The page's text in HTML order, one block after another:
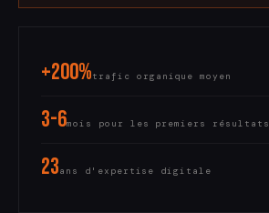
+200%trafic organique moyen
3-6mois pour les premiers résultats
23ans d'expertise digitale